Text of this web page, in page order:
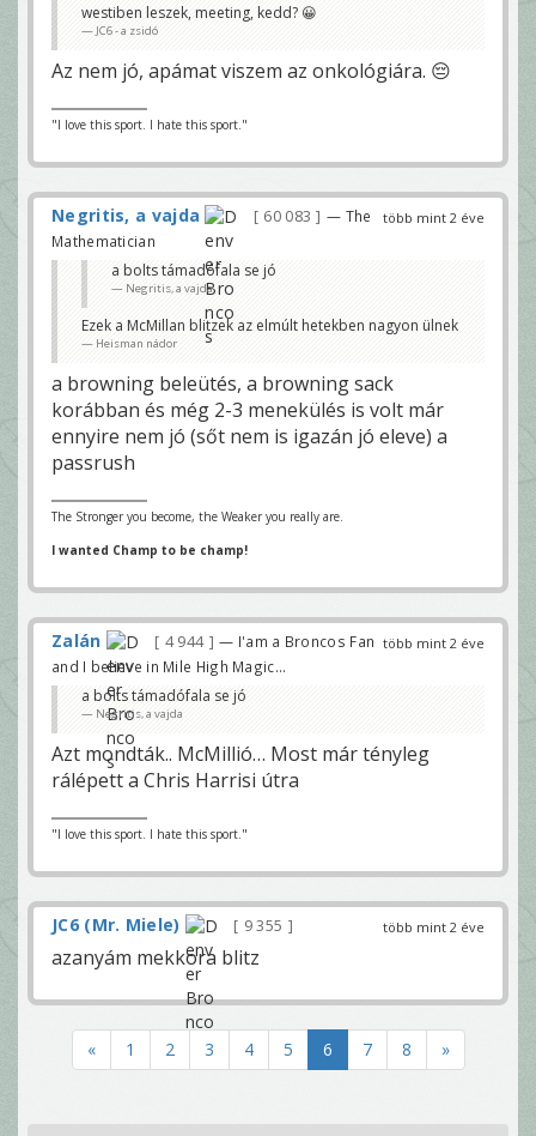
westiben leszek, meeting, kedd? 😀
JC6 - a zsidó
Az nem jó, apámat viszem az onkológiára. 😔
"I love this sport. I hate this sport."
több mint 2 éve
Negritis, a vajda 60 083
— The
Mathematician
a bolts támadófala se jó
Negritis, a vajda
Ezek a McMillan blitzek az elmúlt hetekben nagyon ülnek
Heisman nádor
a browning beleütés, a browning sack
korábban és még 2-3 menekülés is volt már
ennyire nem jó (sőt nem is igazán jó eleve) a
passrush
The Stronger you become, the Weaker you really are.
I wanted Champ to be champ!
több mint 2 éve
Zalán 4 944
— I'am a Broncos Fan
and I believe in Mile High Magic...
a bolts támadófala se jó
Negritis, a vajda
Azt mondták.. McMillió… Most már tényleg
rálépett a Chris Harrisi útra
"I love this sport. I hate this sport."
több mint 2 éve
JC6 (Mr. Miele) 9 355
azanyám mekkora blitz
« 1 2 3 4 5 6 7 8 »